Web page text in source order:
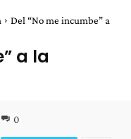
Del “No me incumbe” a
a la
0